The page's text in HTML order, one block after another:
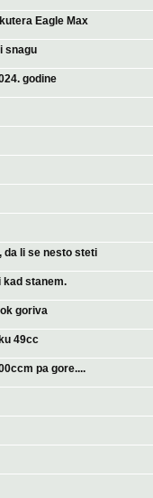
Eagle Max
snagu
godine
da li se nesto steti
kad stanem.
goriva
49cc
pa gore....